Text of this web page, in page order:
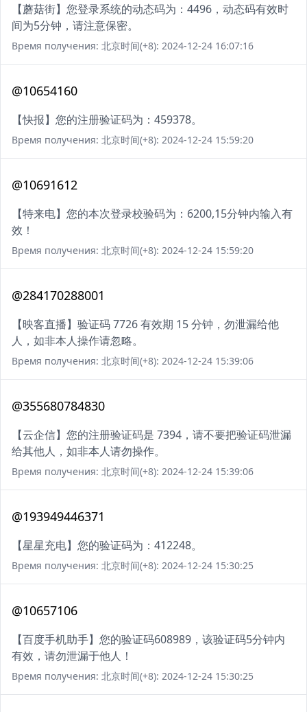
【蘑菇街】您登录系统的动态码为：4496，动态码有效时
间为5分钟，请注意保密。
Время получения: 北京时间(+8): 2024-12-24 16:07:16
@10654160
【快报】您的注册验证码为：459378。
Время получения: 北京时间(+8): 2024-12-24 15:59:20
@10691612
【特来电】您的本次登录校验码为：6200,15分钟内输入有
效！
Время получения: 北京时间(+8): 2024-12-24 15:59:20
@284170288001
【映客直播】验证码 7726 有效期 15 分钟，勿泄漏给他
人，如非本人操作请忽略。
Время получения: 北京时间(+8): 2024-12-24 15:39:06
@355680784830
【云企信】您的注册验证码是 7394，请不要把验证码泄漏
给其他人，如非本人请勿操作。
Время получения: 北京时间(+8): 2024-12-24 15:39:06
@193949446371
【星星充电】您的验证码为：412248。
Время получения: 北京时间(+8): 2024-12-24 15:30:25
@10657106
【百度手机助手】您的验证码608989，该验证码5分钟内
有效，请勿泄漏于他人！
Время получения: 北京时间(+8): 2024-12-24 15:30:25